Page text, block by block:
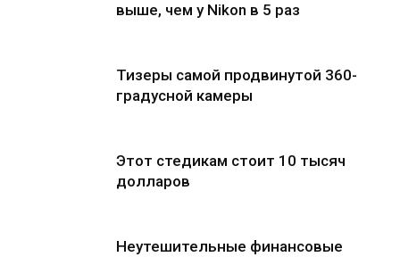
выше, чем у Nikon в 5 раз
Тизеры самой продвинутой 360-
градусной камеры
Этот стедикам стоит 10 тысяч
долларов
Неутешительные финансовые